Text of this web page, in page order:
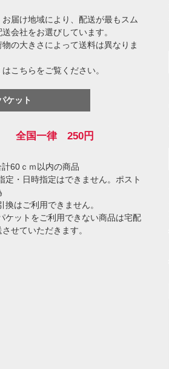
お届け地域により、配送が最もスム
会社をお選びしています。
の大きさによって送料は異なりま
こちらをご覧ください。
ケット
全国一律 250円
60ｃｍ以内の商品
定・日時指定はできません。ポスト
換はご利用できません。
ケットをご利用できない商品は宅配
せていただきます。